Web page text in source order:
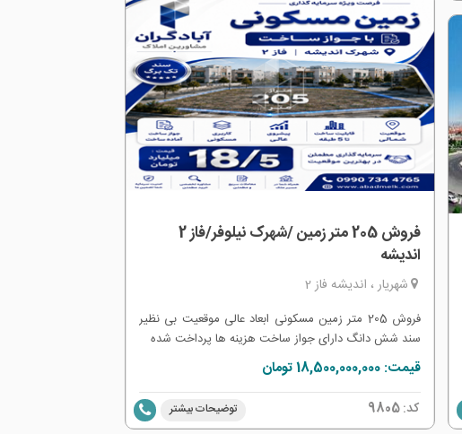
فروش 205 متر زمین /شهرک نیلوفر/فاز 2
اندیشه
شهریار ، اندیشه فاز 2
فروش 205 متر زمین مسکونی ابعاد عالی موقعیت بی نظیر
سند شش دانگ دارای جواز ساخت هزینه ها پرداخت شده
قیمت: 18,500,000,000 تومان
کد:9805 توضیحات بیشتر